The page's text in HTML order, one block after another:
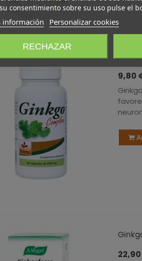
9,80
consentimiento sobre su uso pulse el
información Personalizar cookies
RECHAZAR